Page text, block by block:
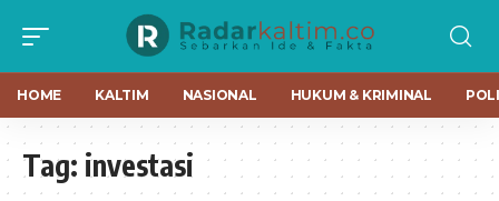
HOME KALTIM NASIONAL HUKUM & KRIMINAL
Tag: investasi